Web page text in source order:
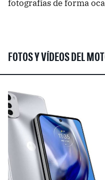
fotografías de forma
FOTOS Y VÍDEOS DEL